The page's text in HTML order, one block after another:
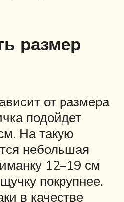
размер
от размера
подойдет
На такую
небольшая
12–19 см
покрупнее.
в качестве